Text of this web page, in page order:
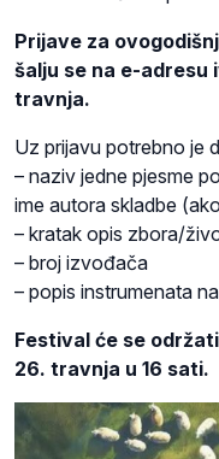
Prijave za
šalju se na e-adresu
travnja.
Uz prijavu potrebno je
– naziv jedne pjesme
ime autora skladbe
– kratak opis zbora/
– broj izvođača
– popis instrumenata
Festival će se
26. travnja u 16 sati.